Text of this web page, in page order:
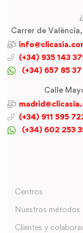
Carrer de
(+34) 935 143
(+34) 657 85
Calle
(+34) 911 595
(+34) 602 253
Centros
Nuestros métodos
Clientes y